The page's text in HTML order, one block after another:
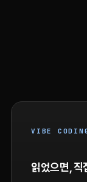
VIBE
읽었으면, 직